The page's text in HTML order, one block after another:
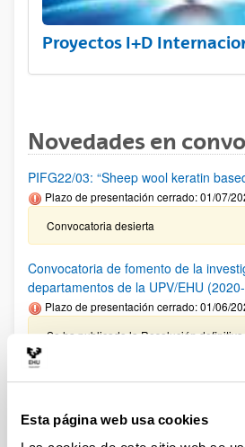
Esta página web usa cookies
Proyectos I+D
Novedades en
PIFG22/03: “Sheep wool keratin
Plazo de presentación cerrado: 01/07/
Convocatoria desierta
Convocatoria de fomento de la
departamentos de la UPV/EHU
Plazo de presentación cerrado: 01/06/
Se ha publicado la Resolución
control avanzados. Aplicación a las